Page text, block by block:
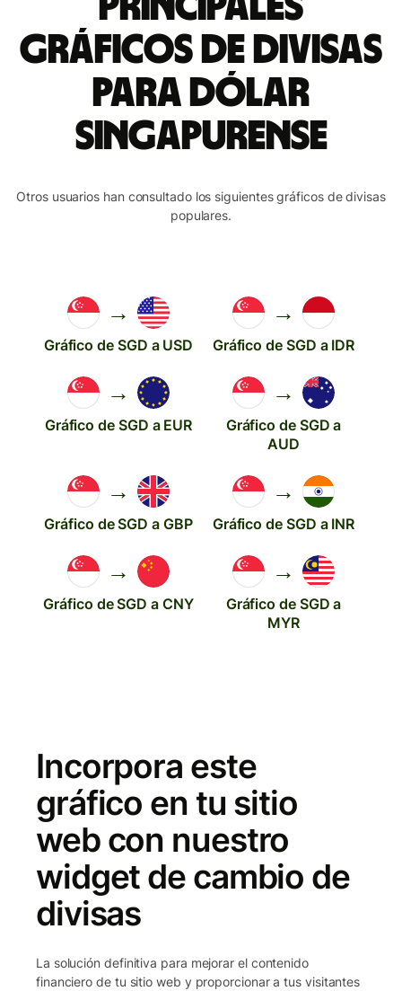
gráficos de divisas
para dólar
singapurense
Otros usuarios han consultado los siguientes gráficos de divisas
populares.
→
Gráfico de SGD a USD
→
Gráfico de SGD a IDR
→
Gráfico de SGD a EUR
→
Gráfico de SGD a
AUD
→
Gráfico de SGD a GBP
→
Gráfico de SGD a INR
→
Gráfico de SGD a CNY
→
Gráfico de SGD a
MYR
Incorpora este
gráfico en tu sitio
web con nuestro
widget de cambio de
divisas
La solución definitiva para mejorar el contenido
financiero de tu sitio web y proporcionar a tus visitantes